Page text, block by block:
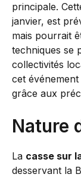
principale.
janvier, est
mais pourrait
techniques se
collectivités
cet
grâce aux
Nature
La casse sur
desservant la